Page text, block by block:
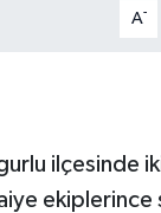
A-
ilçesinde